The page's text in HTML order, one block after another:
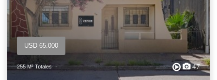
USD 65.000
255 M² Totales 47